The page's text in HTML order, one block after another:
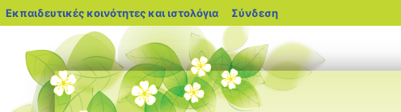
Εκπαιδευτικές κοινότητες και ιστολόγια blogs.sch.gr
Σύνδεση